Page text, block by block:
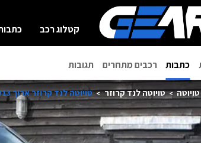
קטלוג רכב
כתבות רכבים מתחרים תגובות
טויוטה טויוטה לנד קרוזר טויוטה לנד קרוזר ארוך 2013